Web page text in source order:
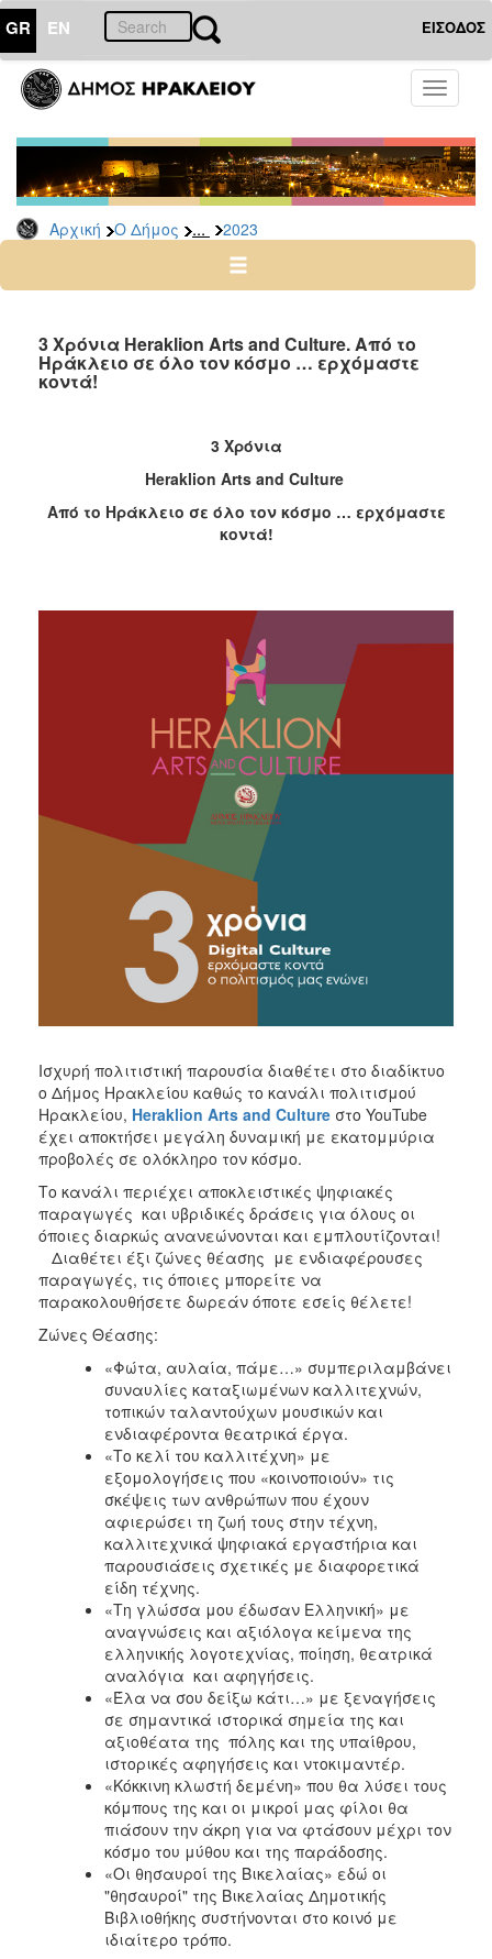
GR EN ΕΙΣΟΔΟΣ
Toggle
Αρχική Ο Δήμος ... 2023
ΔΗΜΟΣ
Δελτία
Τύπου
Αρχείο
2026
2024
2022
2021
2017
3 Χρόνια Heraklion Arts and Culture. Από το
Ηράκλειο σε όλο τον κόσμο … ερχόμαστε
κοντά!
3 Χρόνια
Heraklion Arts and Culture
Από το Ηράκλειο σε όλο τον κόσμο … ερχόμαστε
κοντά!
Ισχυρή πολιτιστική παρουσία διαθέτει στο διαδίκτυο
ο Δήμος Ηρακλείου καθώς το κανάλι πολιτισμού
Ηρακλείου, Heraklion Arts and Culture στο YouTube
έχει αποκτήσει μεγάλη δυναμική με εκατομμύρια
προβολές σε ολόκληρο τον κόσμο.
Το κανάλι περιέχει αποκλειστικές ψηφιακές
παραγωγές και υβριδικές δράσεις για όλους οι
όποιες διαρκώς ανανεώνονται και εμπλουτίζονται!
Διαθέτει έξι ζώνες θέασης με ενδιαφέρουσες
παραγωγές, τις όποιες μπορείτε να
παρακολουθήσετε δωρεάν όποτε εσείς θέλετε!
Ζώνες Θέασης:
«Φώτα, αυλαία, πάμε…» συμπεριλαμβάνει
συναυλίες καταξιωμένων καλλιτεχνών,
τοπικών ταλαντούχων μουσικών και
ενδιαφέροντα θεατρικά έργα.
«Το κελί του καλλιτέχνη» με
εξομολογήσεις που «κοινοποιούν» τις
σκέψεις των ανθρώπων που έχουν
αφιερώσει τη ζωή τους στην τέχνη,
καλλιτεχνικά ψηφιακά εργαστήρια και
παρουσιάσεις σχετικές με διαφορετικά
είδη τέχνης.
«Τη γλώσσα μου έδωσαν Ελληνική» με
αναγνώσεις και αξιόλογα κείμενα της
ελληνικής λογοτεχνίας, ποίηση, θεατρικά
αναλόγια και αφηγήσεις.
«Έλα να σου δείξω κάτι…» με ξεναγήσεις
σε σημαντικά ιστορικά σημεία της και
αξιοθέατα της πόλης και της υπαίθρου,
ιστορικές αφηγήσεις και ντοκιμαντέρ.
«Κόκκινη κλωστή δεμένη» που θα λύσει τους
κόμπους της και οι μικροί μας φίλοι θα
πιάσουν την άκρη για να φτάσουν μέχρι τον
κόσμο του μύθου και της παράδοσης.
«Οι θησαυροί της Βικελαίας» εδώ οι
"θησαυροί" της Βικελαίας Δημοτικής
Βιβλιοθήκης συστήνονται στο κοινό με
ιδιαίτερο τρόπο.